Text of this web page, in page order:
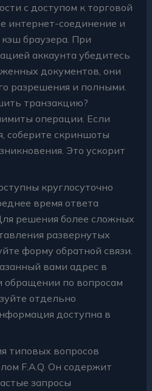
с доступом к торговой
интернет-соединение и
браузера. При
аккаунта убедитесь
документов, они
разрешения и полными.
транзакцию?
операции. Если
соберите скриншоты
Это ускорит
круглосуточно
время ответа
решения более сложных
развернутых
форму обратной связи.
вами адрес в
обращении по вопросам
отдельно
доступна в
типовых вопросов
F.A.Q. Он содержит
запросы